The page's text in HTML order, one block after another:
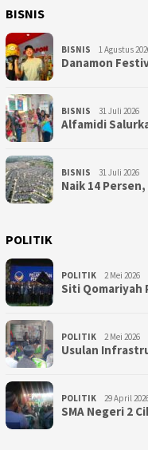
BISNIS
BISNIS 1 Agustus
Danamon
BISNIS 31 Juli 2026
Alfamidi
BISNIS 31 Juli 2026
Naik 14
POLITIK
POLITIK 2 Mei 2026
Siti Qomariyah
POLITIK 2 Mei 2026
Usulan
POLITIK 29 April
SMA Negeri 2